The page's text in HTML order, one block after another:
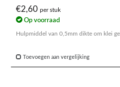
€2,60 per stuk
Op voorraad
Hulpmiddel van 0,5mm dikte om klei
Toevoegen aan vergelijking